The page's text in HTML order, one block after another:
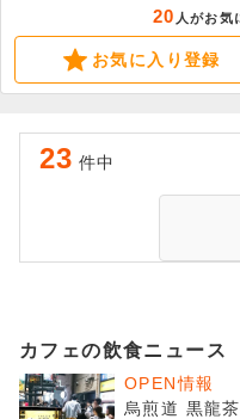
引き継げます。その他、エス
詳細についてはお問い合わせく
20 人がお気
お気に入り登録
23 件中
カフェの飲食ニュース
OPEN情報
烏煎道 黒龍